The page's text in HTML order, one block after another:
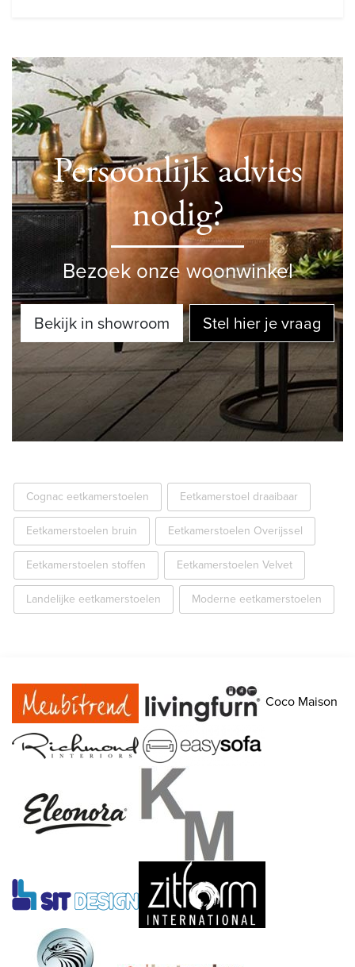
Persoonlijk advies
nodig?
Bezoek onze woonwinkel
Bekijk in showroom Stel hier je vraag
Cognac eetkamerstoelen Eetkamerstoel draaibaar
Eetkamerstoelen bruin Eetkamerstoelen Overijssel
Eetkamerstoelen stoffen Eetkamerstoelen Velvet
Landelijke eetkamerstoelen Moderne eetkamerstoelen
Coco Maison